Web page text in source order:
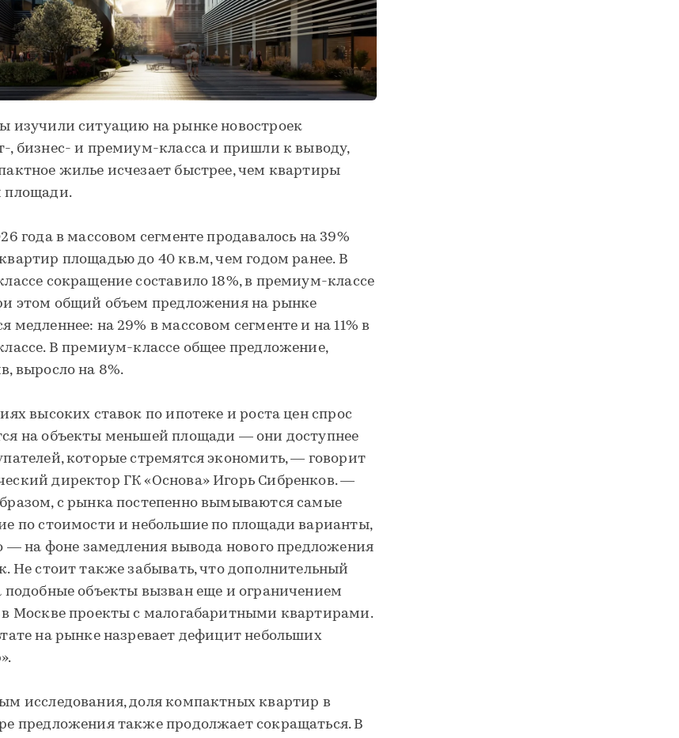
изучили ситуацию на рынке новостроек
, бизнес- и премиум-класса и пришли к выводу,
жилье исчезает быстрее, чем квартиры
площади.
года в массовом сегменте продавалось на 39%
площадью до 40 кв.м, чем годом ранее. В
сокращение составило 18%, в премиум-классе
этом общий объем предложения на рынке
медленнее: на 29% в массовом сегменте и на 11% в
В премиум-классе общее предложение,
выросло на 8%.
высоких ставок по ипотеке и роста цен спрос
на объекты меньшей площади — они доступнее
которые стремятся экономить, — говорит
директор ГК «Основа» Игорь Сибренков. —
с рынка постепенно вымываются самые
по стоимости и небольшие по площади варианты,
— на фоне замедления вывода нового предложения
Не стоит также забывать, что дополнительный
подобные объекты вызван еще и ограничением
в Москве проекты с малогабаритными квартирами.
на рынке назревает дефицит небольших
исследования, доля компактных квартир в
предложения также продолжает сокращаться. В